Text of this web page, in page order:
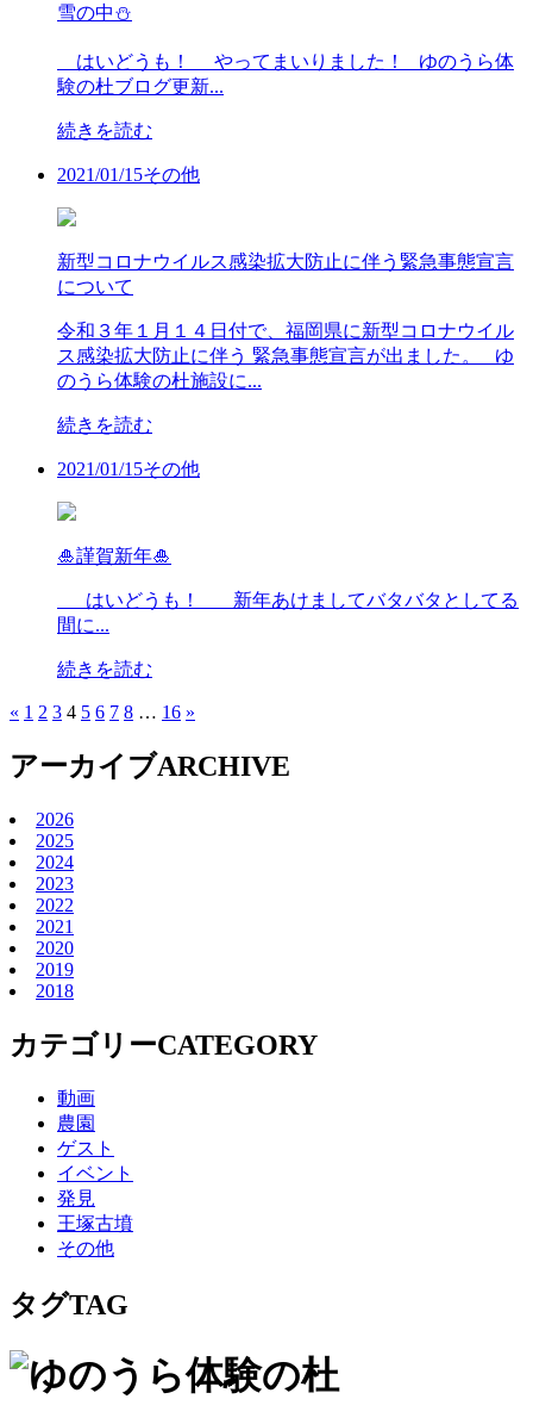
雪の中⛄
はいどうも！ やってまいりました！ ゆのうら体
験の杜ブログ更新...
続きを読む
2021/01/15その他
新型コロナウイルス感染拡大防止に伴う緊急事態宣言
について
令和３年１月１４日付で、福岡県に新型コロナウイル
ス感染拡大防止に伴う 緊急事態宣言が出ました。 ゆ
のうら体験の杜施設に...
続きを読む
2021/01/15その他
🎍謹賀新年🎍
はいどうも！ 新年あけましてバタバタとしてる
間に...
続きを読む
« 1 2 3 4 5 6 7 8 … 16 »
アーカイブARCHIVE
2026
2025
2024
2023
2022
2021
2020
2019
2018
カテゴリーCATEGORY
動画
農園
ゲスト
イベント
発見
王塚古墳
その他
タグTAG